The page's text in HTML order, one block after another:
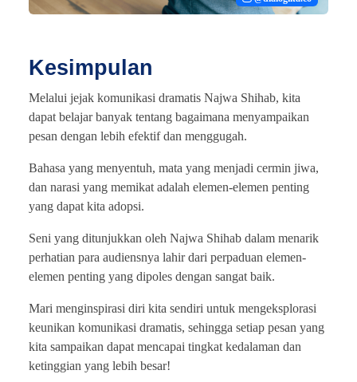
Kesimpulan
Melalui jejak komunikasi dramatis Najwa Shihab, kita
dapat belajar banyak tentang bagaimana menyampaikan
pesan dengan lebih efektif dan menggugah.
Bahasa yang menyentuh, mata yang menjadi cermin jiwa,
dan narasi yang memikat adalah elemen-elemen penting
yang dapat kita adopsi.
Seni yang ditunjukkan oleh Najwa Shihab dalam menarik
perhatian para audiensnya lahir dari perpaduan elemen-
elemen penting yang dipoles dengan sangat baik.
Mari menginspirasi diri kita sendiri untuk mengeksplorasi
keunikan komunikasi dramatis, sehingga setiap pesan yang
kita sampaikan dapat mencapai tingkat kedalaman dan
ketinggian yang lebih besar!